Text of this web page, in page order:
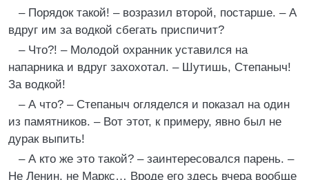
– Порядок такой! – возразил второй, постарше. – А
вдруг им за водкой сбегать приспичит?
– Что?! – Молодой охранник уставился на
напарника и вдруг захохотал. – Шутишь, Степаныч!
За водкой!
– А что? – Степаныч огляделся и показал на один
из памятников. – Вот этот, к примеру, явно был не
дурак выпить!
– А кто же это такой? – заинтересовался парень. –
Не Ленин, не Маркс… Вроде его здесь вчера вообще